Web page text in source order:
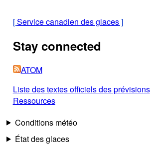
[Service canadien des glaces]
Stay connected
ATOM
Liste des textes officiels des prévisions
Ressources
Conditions météo
État des glaces